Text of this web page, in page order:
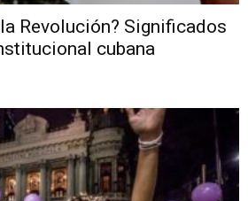
Revolución? Significados
cubana